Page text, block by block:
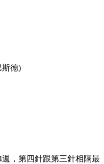
斯德)
，第四針跟第三針相隔最